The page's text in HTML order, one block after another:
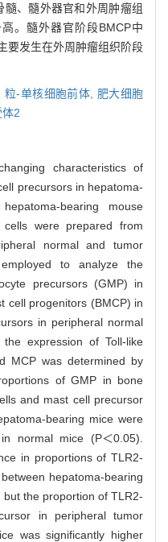
、髓外器官和外周肿瘤组
。髓外器官阶段BMCP中
要发生在外周肿瘤组织阶段
粒-单核细胞前体, 肥大细胞
体2
characteristics of
precursors in hepatoma-
bearing mouse
were prepared from
normal and tumor
to analyze the
precursors (GMP) in
cell progenitors (BMCP) in
in peripheral normal
expression of Toll-like
MCP was determined by
of GMP in bone
and mast cell precursor
bearing mice were
normal mice (P＜0.05).
in proportions of TLR2-
hepatoma-bearing
the proportion of TLR2-
in peripheral tumor
was significantly higher